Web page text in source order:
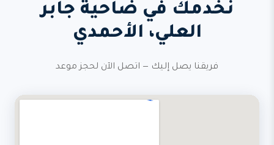
نخدمك في ضاحية جابر
العلي، الأحمدي
فريقنا يصل إليك — اتصل الآن لحجز موعد